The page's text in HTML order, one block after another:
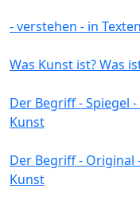
- verstehen - in
Was Kunst ist? Was
Der Begriff - Spiegel
Kunst
Der Begriff - Original
Kunst